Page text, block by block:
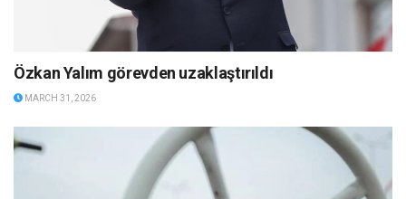
Özkan Yalım görevden uzaklaştırıldı
MARCH 31, 2026